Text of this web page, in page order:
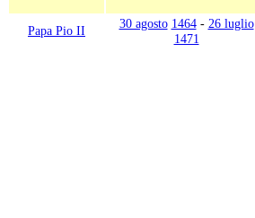
Papa Pio II 30 agosto 1464- 26 luglio
1471